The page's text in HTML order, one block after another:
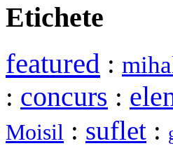
Etichete
featured :
: concurs :
Moisil : suflet :